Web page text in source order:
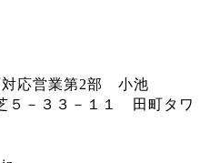
応営業第2部 小池
５－３３－１１ 田町タワ